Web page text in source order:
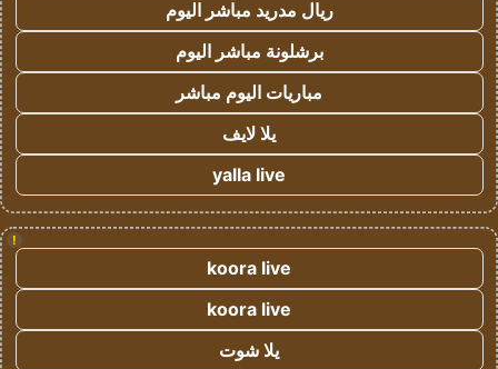
ريال مدريد مباشر اليوم
برشلونة مباشر اليوم
مباريات اليوم مباشر
يلا لايف
yalla live
!
koora live
koora live
يلا شوت